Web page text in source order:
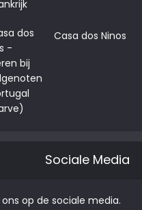
Casa dos Ninos
Sociale Media
ons op de sociale media.